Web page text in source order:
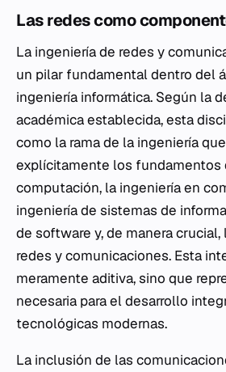
Las redes como
La ingeniería de redes y
un pilar fundamental dentro del
ingeniería informática. Según la
académica establecida, esta
como la rama de la ingeniería
explícitamente los fundamentos
computación, la ingeniería en
ingeniería de sistemas de
de software y, de manera crucial,
redes y comunicaciones. Esta
meramente aditiva, sino que
necesaria para el desarrollo
tecnológicas modernas.
La inclusión de las